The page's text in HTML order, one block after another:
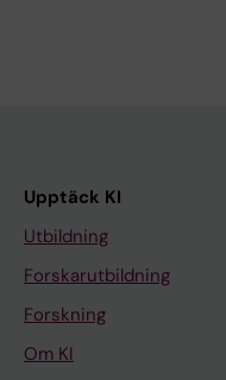
Upptäck KI
Utbildning
Forskarutbildning
Forskning
Om KI